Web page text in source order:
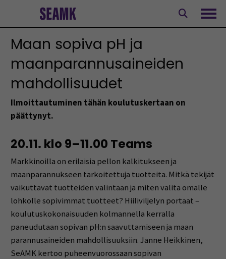
Maan sopiva pH ja
maanparannusaineiden
mahdollisuudet
Ilmoittautuminen tähän koulutuskertaan on
päättynyt.
20.11. klo 9–11.00 Teams
Markkinoilla on erilaisia pellon kalkitukseen ja
maanparannukseen tarkoitettuja tuotteita. Mitkä tekijät
vaikuttavat tuotteiden valintaan ja miten valita omalle
lohkolle sopivimmat tuotteet? Hiiliviljelyn portaat –
koulutuskokonaisuuden kolmannella kerralla
paneudutaan sopivan pH:n saavuttamiseen ja maan
parannusaineiden mahdollisuuksiin. Janne Heikkinen,
SeAMK kertoo puheenvuorossaan sopivan